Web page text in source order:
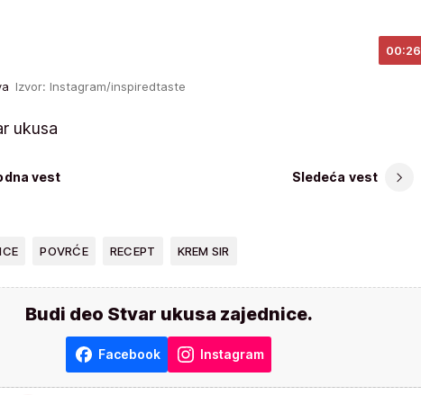
00:26
Izvor: Instagram/inspiredtaste
ukusa
vest Sledeća vest
POVRĆE RECEPT KREM SIR
Budi deo Stvar ukusa zajednice.
Facebook Instagram